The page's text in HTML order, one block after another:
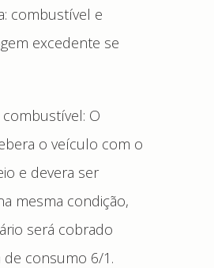
combustível e
excedente se
O
o veículo com o
e devera ser
mesma condição,
será cobrado
de consumo 6/1.